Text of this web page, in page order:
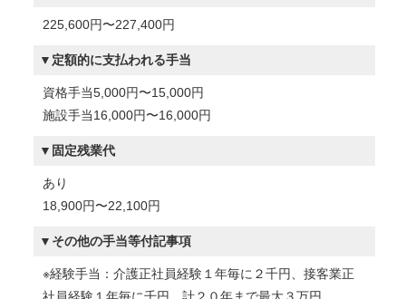
225,600円〜227,400円
定額的に支払われる手当
資格手当5,000円〜15,000円
施設手当16,000円〜16,000円
固定残業代
あり
18,900円〜22,100円
その他の手当等付記事項
※経験手当：介護正社員経験１年毎に２千円、接客業正